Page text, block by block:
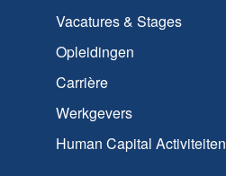
Vacatures & Stages
Opleidingen
Carrière
Werkgevers
Human Capital Activiteiten